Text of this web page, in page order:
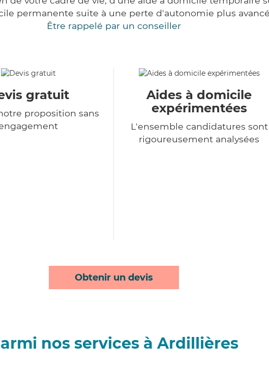
permanente suite à une perte d'autonomie plus
Être rappelé par un conseiller
gratuit
proposition sans
Aides à domicile
expérimentées
L'ensemble candidatures sont
rigoureusement analysées
Obtenir un devis
nos services à Ardillières